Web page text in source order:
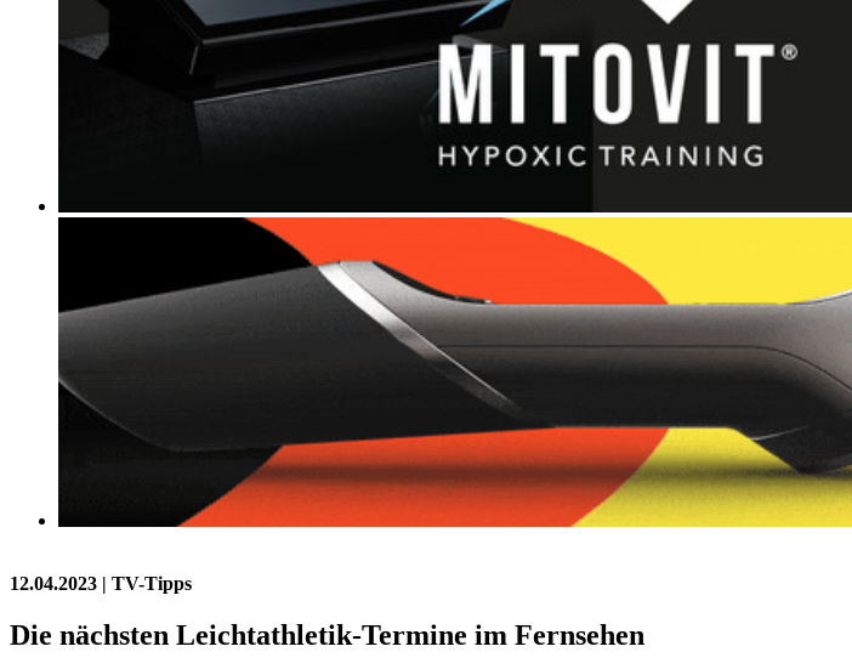
12.04.2023 | TV-Tipps
Die nächsten Leichtathletik-Termine im Fernsehen